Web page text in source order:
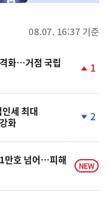
08.07. 16:37 기준
화…거점 국립
상
1
세 최대
화
하
락
2
만호 넘어…피해
NEW